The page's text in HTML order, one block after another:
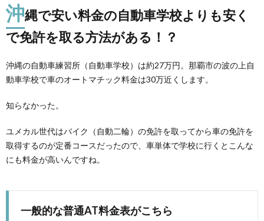
沖縄で安い料金の自動車学校よりも安く
で免許を取る方法がある！？
沖縄の自動車練習所（自動車学校）は約27万円。那覇市の波の上自
動車学校で車のオートマチック料金は30万近くします。
知らなかった。
ユメカル世代はバイク（自動二輪）の免許を取ってから車の免許を
取得するのが定番コースだったので、車単体で学校に行くとこんな
にも料金が高いんですね。
一般的な普通AT料金表がこちら